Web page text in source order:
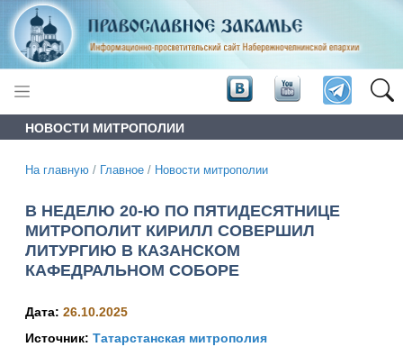
НОВОСТИ МИТРОПОЛИИ
На главную / Главное / Новости митрополии
В НЕДЕЛЮ 20-Ю ПО ПЯТИДЕСЯТНИЦЕ
МИТРОПОЛИТ КИРИЛЛ СОВЕРШИЛ
ЛИТУРГИЮ В КАЗАНСКОМ
КАФЕДРАЛЬНОМ СОБОРЕ
Дата: 26.10.2025
Источник: Татарстанская митрополия